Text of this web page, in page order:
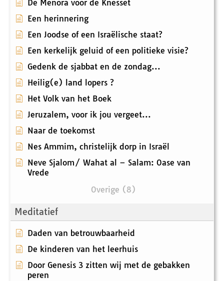
De Menora voor de Knesset
Een herinnering
Een Joodse of een Israëlische staat?
Een kerkelijk geluid of een politieke visie?
Gedenk de sjabbat en de zondag...
Heilig(e) land lopers ?
Het Volk van het Boek
Jeruzalem, voor ik jou vergeet...
Naar de toekomst
Nes Ammim, christelijk dorp in Israël
Neve Sjalom/ Wahat al – Salam: Oase van
Vrede
Overige (8)
Meditatief
Daden van betrouwbaarheid
De kinderen van het leerhuis
Door Genesis 3 zitten wij met de gebakken
peren